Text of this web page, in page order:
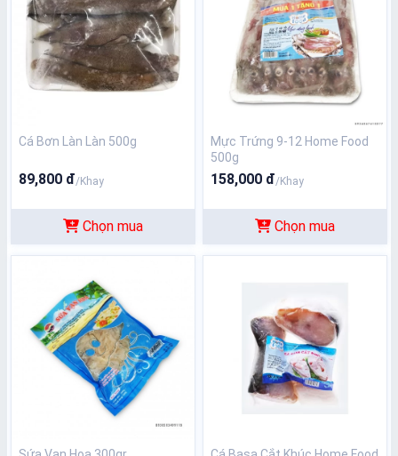
Cá Bơn Làn Làn 500g
89,800 đ/Khay
Chọn mua
Mực Trứng 9-12 Home Food
500g
158,000 đ/Khay
Chọn mua